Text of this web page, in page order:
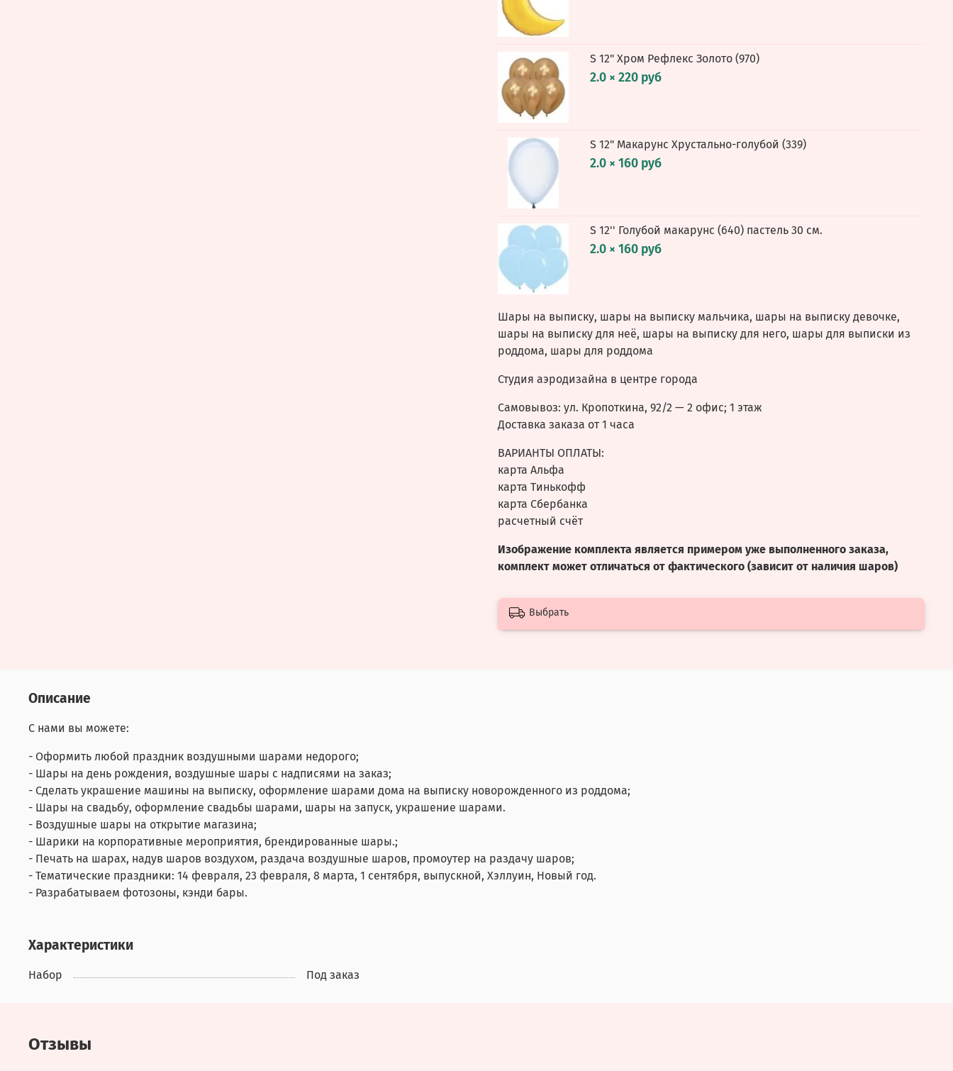
S 12" Хром Рефлекс Золото (970)
2.0 × 220 руб
S 12" Макарунс Хрустально-голубой (339)
2.0 × 160 руб
S 12'' Голубой макарунс (640) пастель 30 см.
2.0 × 160 руб
Шары на выписку, шары на выписку мальчика, шары на выписку девочке,
шары на выписку для неё, шары на выписку для него, шары для выписки из
роддома, шары для роддома
Студия аэродизайна в центре города
Самовывоз: ул. Кропоткина, 92/2 — 2 офис; 1 этаж
Доставка заказа от 1 часа
ВАРИАНТЫ ОПЛАТЫ:
карта Альфа
карта Тинькофф
карта Сбербанка
расчетный счёт
Изображение комплекта является примером уже выполненного заказа,
комплект может отличаться от фактического (зависит от наличия шаров)
Выбрать
Описание
С нами вы можете:
- Оформить любой праздник воздушными шарами недорого;
- Шары на день рождения, воздушные шары с надписями на заказ;
- Сделать украшение машины на выписку, оформление шарами дома на выписку новорожденного из роддома;
- Шары на свадьбу, оформление свадьбы шарами, шары на запуск, украшение шарами.
- Воздушные шары на открытие магазина;
- Шарики на корпоративные мероприятия, брендированные шары.;
- Печать на шарах, надув шаров воздухом, раздача воздушные шаров, промоутер на раздачу шаров;
- Тематические праздники: 14 февраля, 23 февраля, 8 марта, 1 сентября, выпускной, Хэллуин, Новый год.
- Разрабатываем фотозоны, кэнди бары.
Характеристики
Набор Под заказ
Отзывы